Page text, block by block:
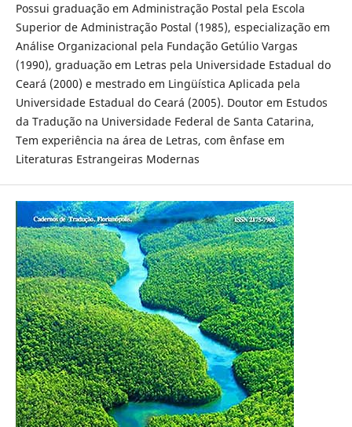
Possui graduação em Administração Postal pela Escola
Superior de Administração Postal (1985), especialização em
Análise Organizacional pela Fundação Getúlio Vargas
(1990), graduação em Letras pela Universidade Estadual do
Ceará (2000) e mestrado em Lingüística Aplicada pela
Universidade Estadual do Ceará (2005). Doutor em Estudos
da Tradução na Universidade Federal de Santa Catarina,
Tem experiência na área de Letras, com ênfase em
Literaturas Estrangeiras Modernas